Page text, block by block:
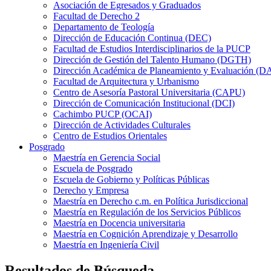
Asociación de Egresados y Graduados
Facultad de Derecho 2
Departamento de Teología
Dirección de Educación Continua (DEC)
Facultad de Estudios Interdisciplinarios de la PUCP
Dirección de Gestión del Talento Humano (DGTH)
Dirección Académica de Planeamiento y Evaluación
Facultad de Arquitectura y Urbanismo
Centro de Asesoría Pastoral Universitaria (CAPU)
Dirección de Comunicación Institucional (DCI)
Cachimbo PUCP (OCAI)
Dirección de Actividades Culturales
Centro de Estudios Orientales
Posgrado
Maestría en Gerencia Social
Escuela de Posgrado
Escuela de Gobierno y Políticas Públicas
Derecho y Empresa
Maestría en Derecho c.m. en Política Jurisdiccional
Maestría en Regulación de los Servicios Públicos
Maestría en Docencia universitaria
Maestría en Cognición Aprendizaje y Desarrollo
Maestría en Ingeniería Civil